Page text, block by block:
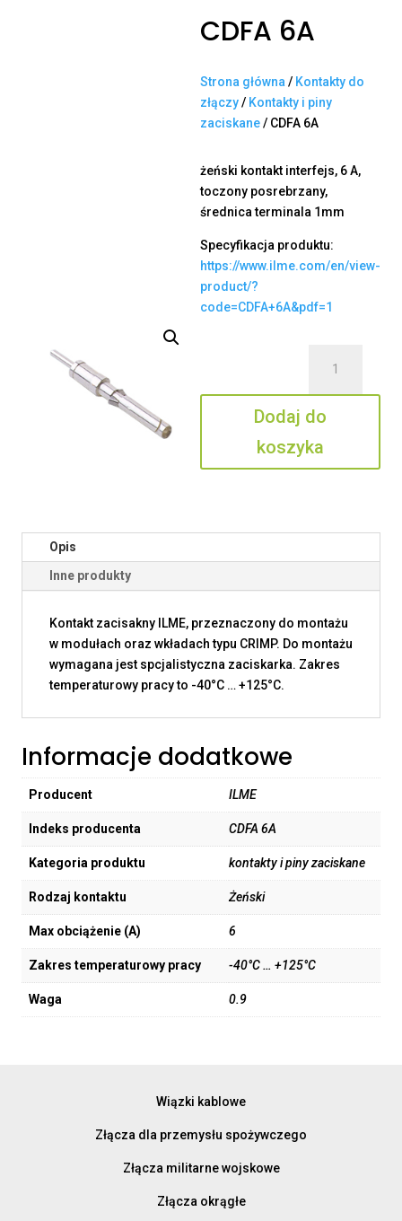
CDFA 6A
Strona główna / Kontakty do
złączy/ Kontakty i piny
zaciskane/ CDFA 6A
żeński kontakt interfejs, 6 A,
toczony posrebrzany,
średnica terminala 1mm
Specyfikacja produktu:
https://www.ilme.com/en/view-
product/?
code=CDFA+6A&pdf=1
CDFA
6A
Dodaj do
koszyka
Opis
Inne produkty
Kontakt zacisakny ILME, przeznaczony do montażu
w modułach oraz wkładach typu CRIMP. Do montażu
wymagana jest spcjalistyczna zaciskarka. Zakres
temperaturowy pracy to -40°C … +125°C.
Informacje dodatkowe
Producent ILME
Indeks producenta CDFA 6A
Kategoria produktu kontakty i piny zaciskane
Rodzaj kontaktu Żeński
Max obciążenie (A) 6
Zakres temperaturowy pracy -40°C … +125°C
Waga 0.9
Wiązki kablowe
Złącza dla przemysłu spożywczego
Złącza militarne wojskowe
Złącza okrągłe